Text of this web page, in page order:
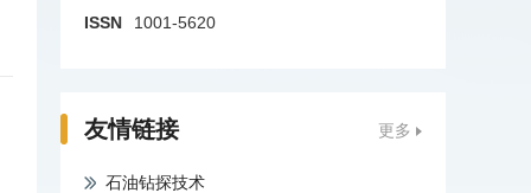
ISSN
1001-5620
友情链接 更多
石油钻探技术